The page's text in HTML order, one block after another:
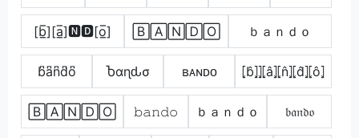
[b̲̅][a̲̅]🅽🅳[o̲̅] 🄱🄰🄽🄳🄾 ｂａｎｄｏ
b͆a͆n͆d͆o͆ Ⴆαɳԃσ ʙᴀɴᴅᴏ ⦏b̂⦎⦎⦏â⦎⦏n̂⦎⦏d̂⦎⦏ô⦎
🄱🄰🄽🄳🄾 𝚋𝚊𝚗𝚍𝚘 ｂａｎｄｏ 𝔟𝔞𝔫𝔡𝔬